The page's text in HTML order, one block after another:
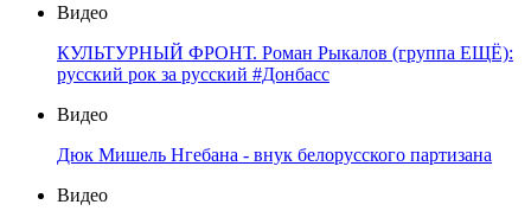
Видео
КУЛЬТУРНЫЙ ФРОНТ. Роман Рыкалов (группа ЕЩЁ):
русский рок за русский #Донбасс
Видео
Дюк Мишель Нгебана - внук белорусского партизана
Видео